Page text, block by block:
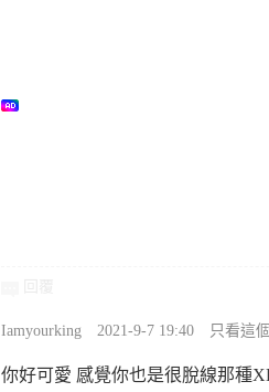
Iamyourking 2021-9-7 19:40 只看這
你好可愛 感覺你也是很脫線那種